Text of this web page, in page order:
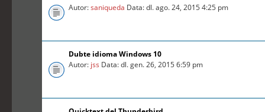
Autor:saniqueda Data: dl. ago. 24, 2015 4:25 pm
Dubte idioma Windows 10
Autor: jss Data: dl. gen. 26, 2015 6:59 pm